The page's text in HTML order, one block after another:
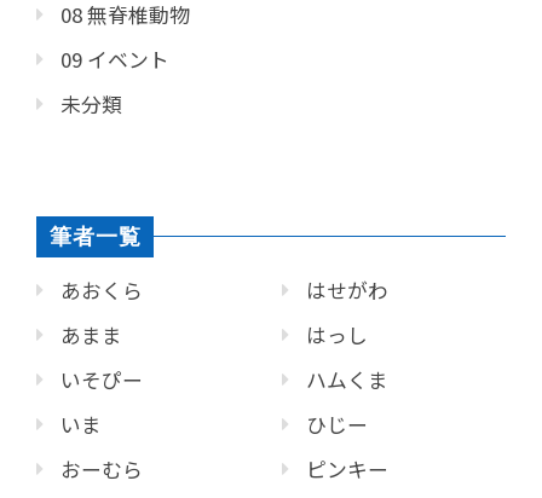
08 無脊椎動物
09 イベント
未分類
筆者一覧
あおくら
あまま
いそぴー
いま
おーむら
はせがわ
はっし
ハムくま
ひじー
ピンキー